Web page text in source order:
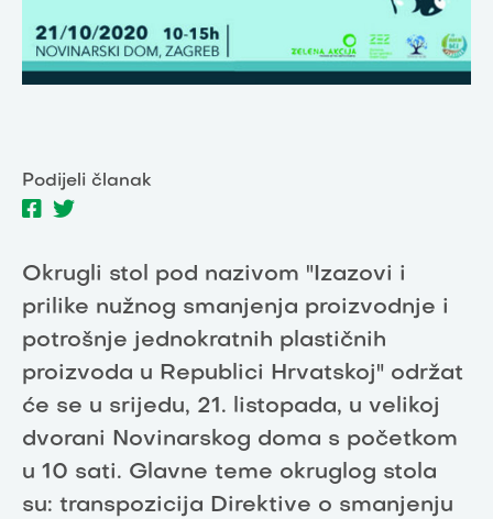
Podijeli članak
Okrugli stol pod nazivom "Izazovi i
prilike nužnog smanjenja proizvodnje i
potrošnje jednokratnih plastičnih
proizvoda u Republici Hrvatskoj" održat
će se u srijedu, 21. listopada, u velikoj
dvorani Novinarskog doma s početkom
u 10 sati. Glavne teme okruglog stola
su: transpozicija Direktive o smanjenju